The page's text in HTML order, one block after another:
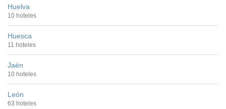
Huelva
10 hoteles
Huesca
11 hoteles
Jaén
10 hoteles
León
63 hoteles